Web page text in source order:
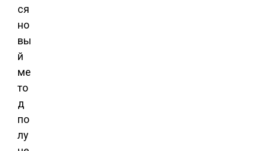
ся
но
вы
й
ме
то
д
по
лу